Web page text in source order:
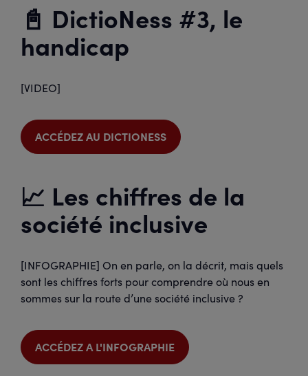
📓 DictioNess #3, le
handicap
[VIDEO]
ACCÉDEZ AU DICTIONESS
📈 Les chiffres de la
société inclusive
[INFOGRAPHIE] On en parle, on la décrit, mais quels
sont les chiffres forts pour comprendre où nous en
sommes sur la route d’une société inclusive ?
ACCÉDEZ A L'INFOGRAPHIE